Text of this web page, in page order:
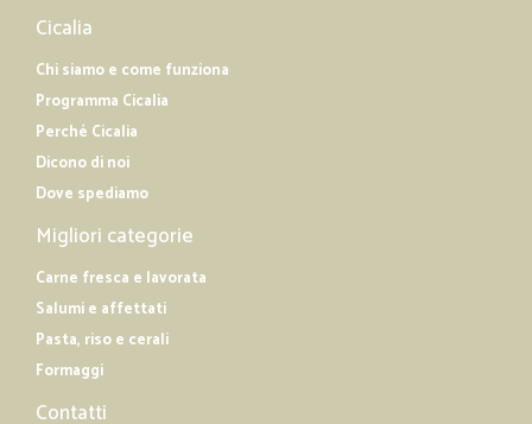
Cicalia
Chi siamo e come funziona
Programma Cicalia
Perché Cicalia
Dicono di noi
Dove spediamo
Migliori categorie
Carne fresca e lavorata
Salumi e affettati
Pasta, riso e cerali
Formaggi
Contatti